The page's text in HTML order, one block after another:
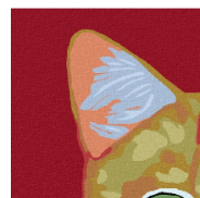
je
hvězdiček.